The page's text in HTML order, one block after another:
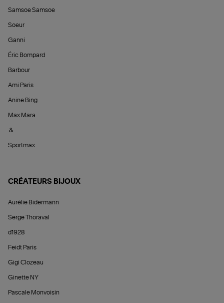
Samsoe Samsoe
Soeur
Ganni
Éric Bompard
Barbour
Ami Paris
Anine Bing
Max Mara
&
Sportmax
CRÉATEURS BIJOUX
Aurélie Bidermann
Serge Thoraval
d1928
Feidt Paris
Gigi Clozeau
Ginette NY
Pascale Monvoisin